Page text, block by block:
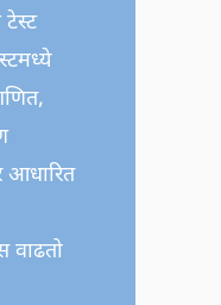
टेस्ट
आधारित
वाढतो